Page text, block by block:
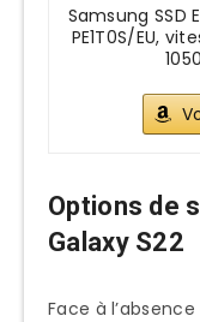
Samsung SSD
PE1T0S/EU,
Options de
Galaxy S22
Face à